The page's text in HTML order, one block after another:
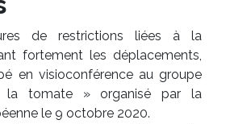
de restrictions liées à la
fortement les déplacements,
en visioconférence au groupe
tomate » organisé par la
le 9 octobre 2020.